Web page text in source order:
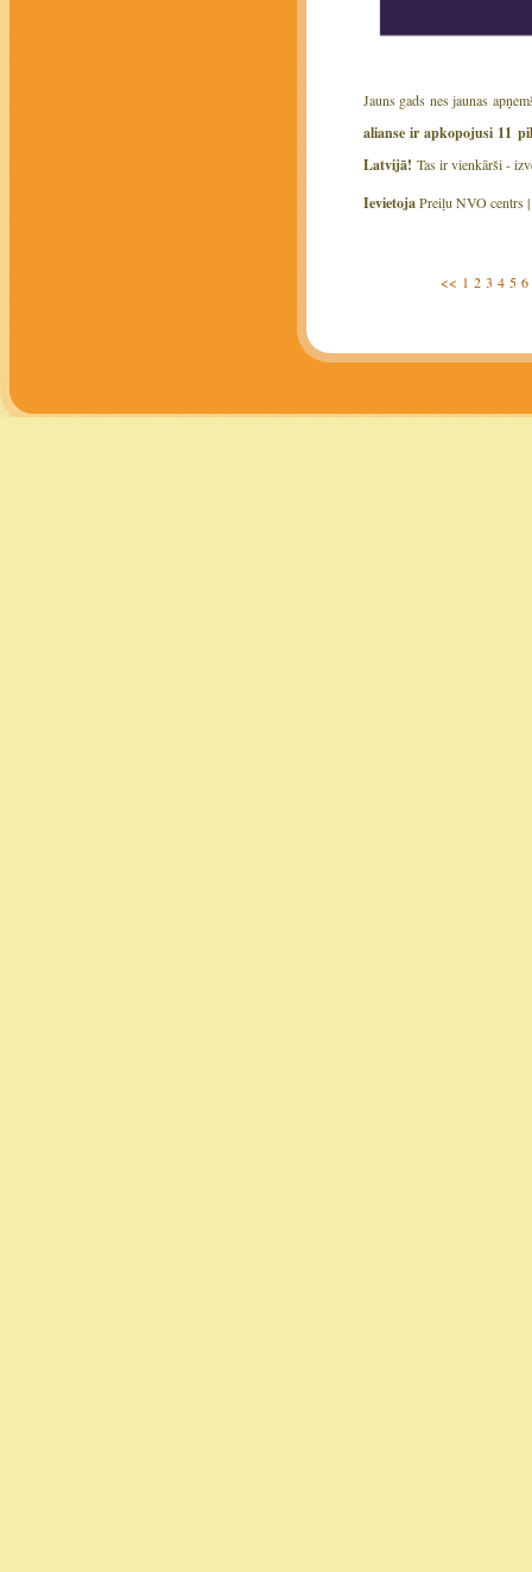
Jauns gads nes jaunas
alianse ir apkopojusi 11
Latvijā! Tas ir vienkārši -
IevietojaPreiļu NVO centrs |
<< 1 2 3 4 5 6